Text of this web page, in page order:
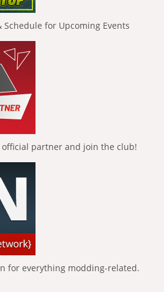
for Upcoming Events
official partner and join the club!
for everything modding-related.